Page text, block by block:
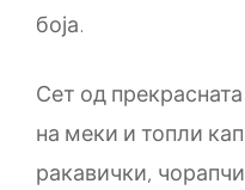
боја.
Сет од
на меки и топли
ракавички,